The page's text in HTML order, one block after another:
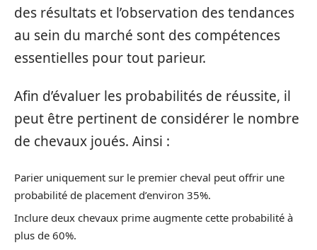
des résultats et l’observation des tendances
au sein du marché sont des compétences
essentielles pour tout parieur.
Afin d’évaluer les probabilités de réussite, il
peut être pertinent de considérer le nombre
de chevaux joués. Ainsi :
Parier uniquement sur le premier cheval peut offrir une
probabilité de placement d’environ 35%.
Inclure deux chevaux prime augmente cette probabilité à
plus de 60%.